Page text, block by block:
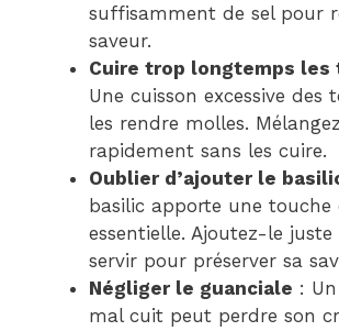
suffisamment de sel pour
saveur.
Cuire trop longtemps les
Une cuisson excessive des
les rendre molles.
rapidement sans les cuire.
Oublier d’ajouter le
basilic apporte une
essentielle. Ajoutez-le
servir pour préserver sa
Négliger le guanciale :
mal cuit peut perdre son